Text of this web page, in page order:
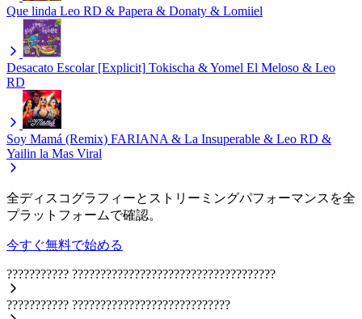
Que linda Leo RD & Papera & Donaty & Lomiiel
Desacato Escolar [Explicit] Tokischa & Yomel El Meloso & Leo
RD
Soy Mamá (Remix) FARIANA & La Insuperable & Leo RD &
Yailin la Mas Viral
全ディスコグラフィーとストリーミングパフォーマンスを全
プラットフォームで確認。
今すぐ無料で始める
??????????? ????????????????????????????????????
??????????? ????????????????????????????